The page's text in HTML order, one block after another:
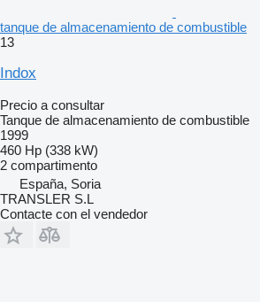
tanque de almacenamiento de combustible
13
Indox
Precio a consultar
Tanque de almacenamiento de combustible
1999
460 Hp (338 kW)
2 compartimento
España, Soria
TRANSLER S.L
Contacte con el vendedor